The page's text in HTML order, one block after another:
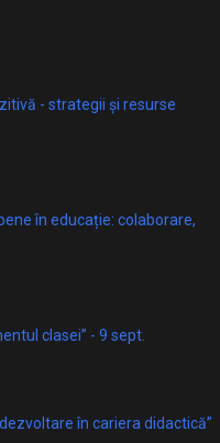
- strategii și resurse
în educație: colaborare,
clasei” - 9 sept.
în cariera didactică”